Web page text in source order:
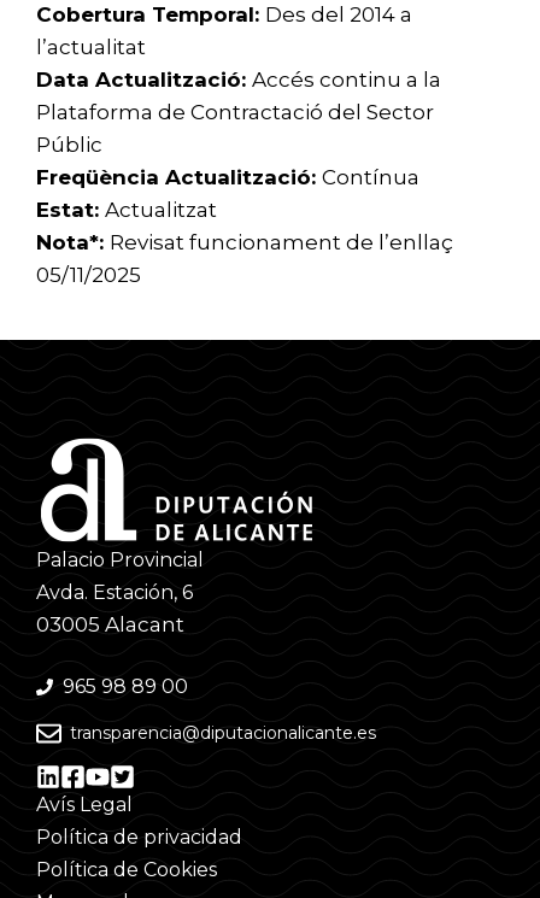
Cobertura Temporal: Des del 2014 a
l’actualitat
Data Actualització: Accés continu a la
Plataforma de Contractació del Sector
Públic
Freqüència Actualització: Contínua
Estat: Actualitzat
Nota*: Revisat funcionament de l’enllaç
05/11/2025
Palacio Provincial
Avda. Estación, 6
03005 Alacant
965 98 89 00
transparencia@diputacionalicante.es
Avís Legal
Política de privacidad
Política de Cookies